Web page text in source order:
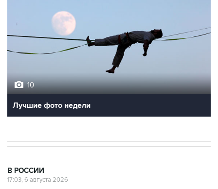
10
Лучшие фото недели
В РОССИИ
17:03, 6 августа 2026